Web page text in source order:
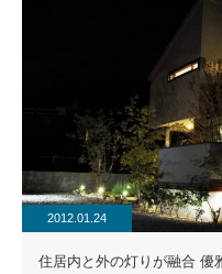
2012.01.24
住居内と外の灯りが融合 優